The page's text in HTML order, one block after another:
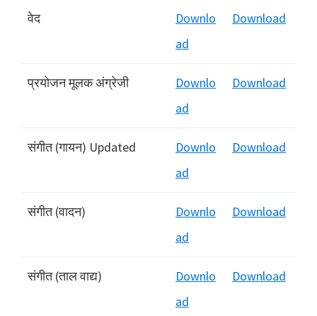
वेद
Downlo
ad
Download
प्रयोजन मूलक अंग्रेजी
Downlo
ad
Download
संगीत (गायन) Updated
Downlo
ad
Download
संगीत (वादन)
Downlo
ad
Download
संगीत (ताल वाद्य)
Downlo
ad
Download